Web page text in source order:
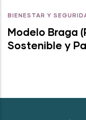
BIENESTAR Y
Modelo Braga
Sostenible y